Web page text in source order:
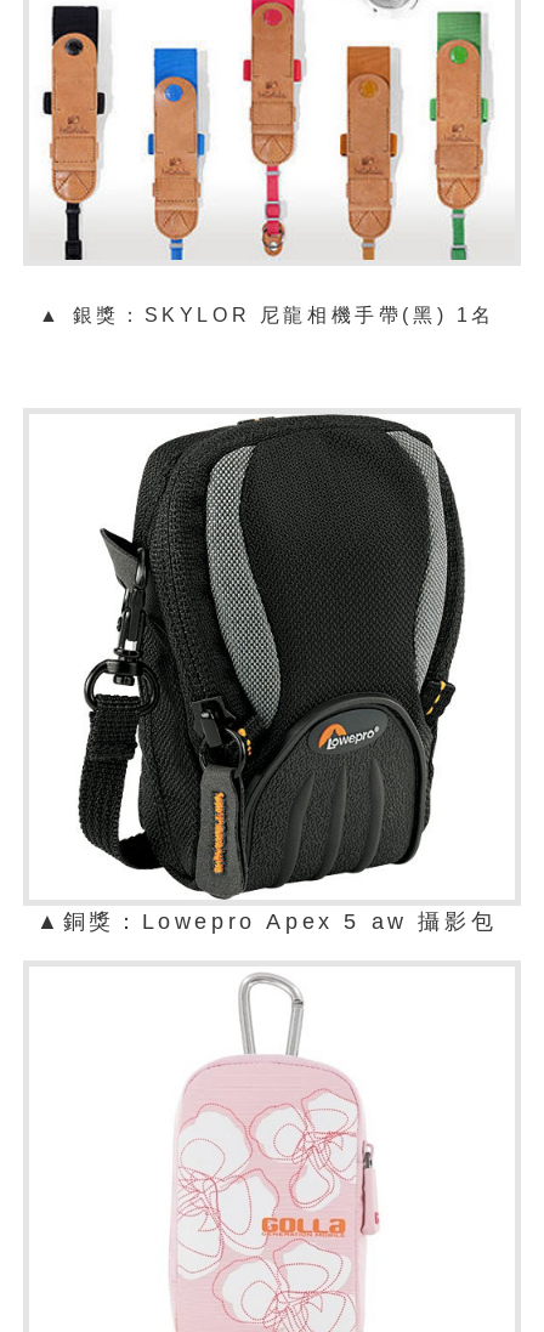
▲ 銀 獎： SKYLOR 尼龍相機手帶(黑) 1名
▲ 銅獎：Lowepro Apex 5 aw 攝影包